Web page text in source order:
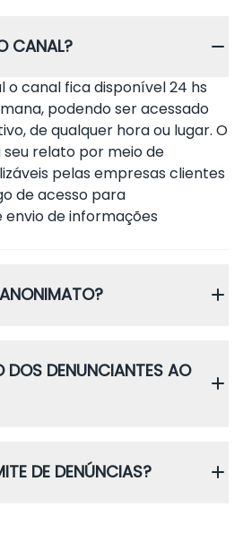
CANAL?
o canal fica disponível 24 hs
podendo ser acessado
de qualquer hora ou lugar. O
relato por meio de
pelas empresas clientes
de acesso para
de informações
DENUNCIANTES AO
DE DENÚNCIAS?